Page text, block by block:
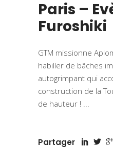
Paris –
Furoshiki
GTM missionne
habiller de bâches
autogrimpant qui
construction de la
de hauteur !
Partager